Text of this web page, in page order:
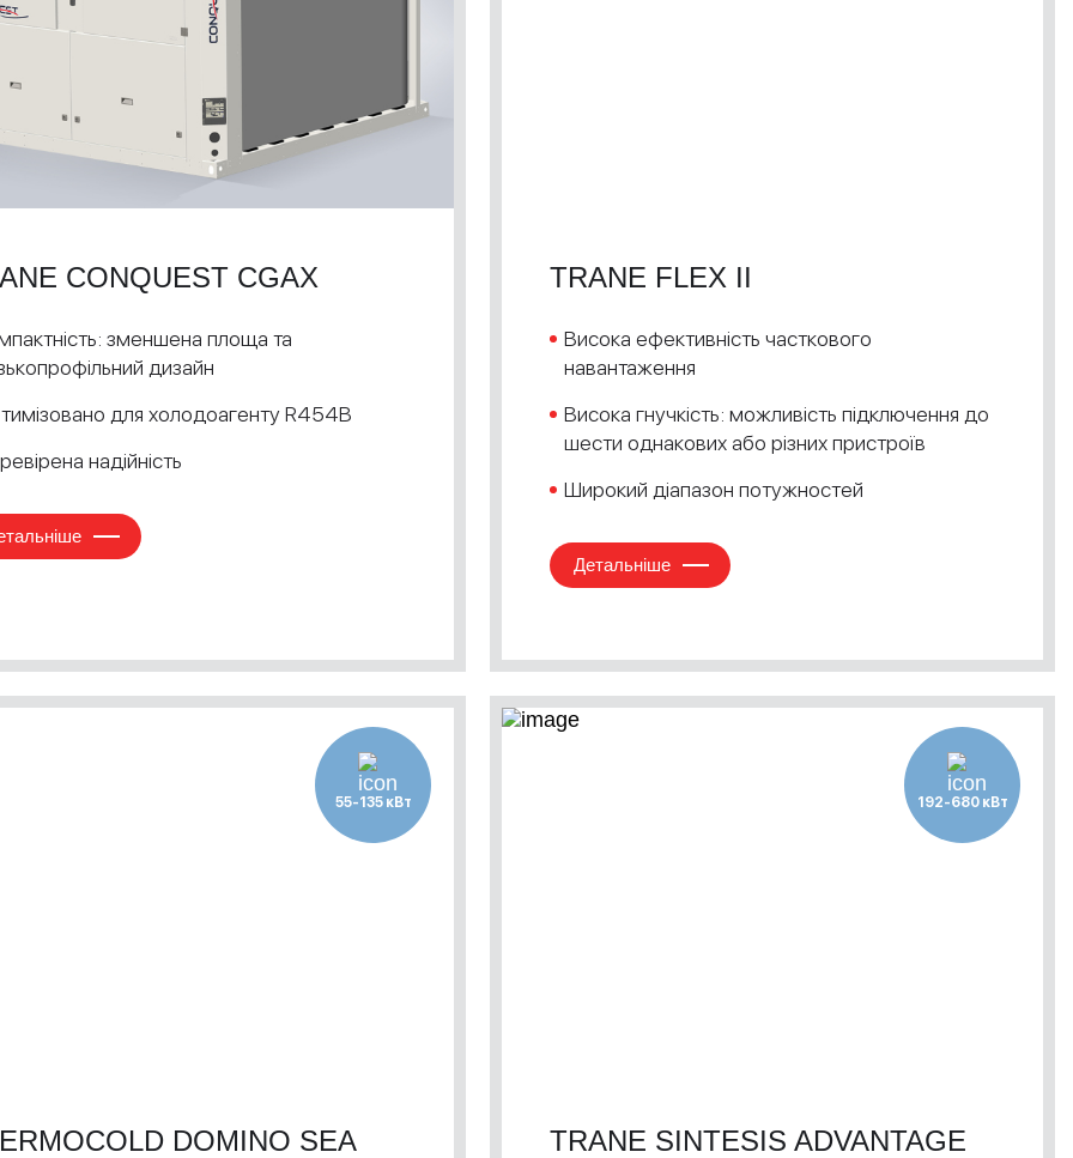
CONQUEST CGAX
зменшена площа та
дизайн
для холодоагенту R454B
надійність
TRANE FLEX II
Висока ефективність часткового
навантаження
Висока гнучкість: можливість підключення до
шести однакових або різних пристроїв
Широкий діапазон потужностей
Детальніше
55-135 кВт
DOMINO SEA
192-680 кВт
TRANE SINTESIS ADVANTAGE